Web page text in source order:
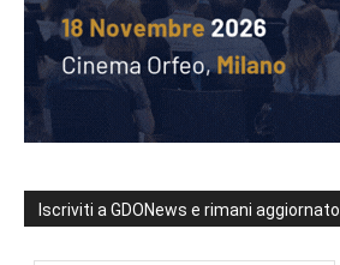
Iscriviti a GDONews e rimani aggiornato